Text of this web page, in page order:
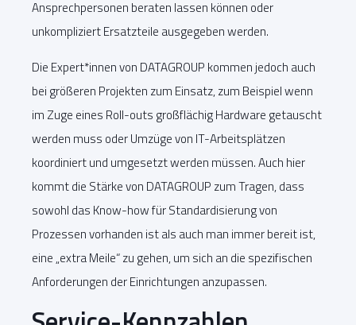
Ansprechpersonen beraten lassen können oder
unkompliziert Ersatzteile ausgegeben werden.
Die Expert*innen von DATAGROUP kommen jedoch auch
bei größeren Projekten zum Einsatz, zum Beispiel wenn
im Zuge eines Roll-outs großflächig Hardware getauscht
werden muss oder Umzüge von IT-Arbeitsplätzen
koordiniert und umgesetzt werden müssen. Auch hier
kommt die Stärke von DATAGROUP zum Tragen, dass
sowohl das Know-how für Standardisierung von
Prozessen vorhanden ist als auch man immer bereit ist,
eine „extra Meile“ zu gehen, um sich an die spezifischen
Anforderungen der Einrichtungen anzupassen.